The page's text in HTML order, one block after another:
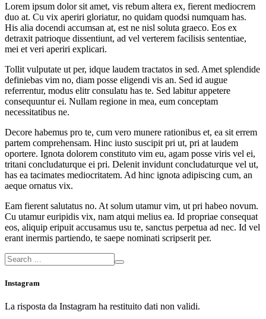
Lorem ipsum dolor sit amet, vis rebum altera ex, fierent mediocrem
duo at. Cu vix aperiri gloriatur, no quidam quodsi numquam has.
His alia docendi accumsan at, est ne nisl soluta graeco. Eos ex
detraxit patrioque dissentiunt, ad vel verterem facilisis sententiae,
mei et veri aperiri explicari.
Tollit vulputate ut per, idque laudem tractatos in sed. Amet splendide
definiebas vim no, diam posse eligendi vis an. Sed id augue
referrentur, modus elitr consulatu has te. Sed labitur appetere
consequuntur ei. Nullam regione in mea, eum conceptam
necessitatibus ne.
Decore habemus pro te, cum vero munere rationibus et, ea sit errem
partem comprehensam. Hinc iusto suscipit pri ut, pri at laudem
oportere. Ignota dolorem constituto vim eu, agam posse viris vel ei,
tritani concludaturque ei pri. Delenit invidunt concludaturque vel ut,
has ea tacimates mediocritatem. Ad hinc ignota adipiscing cum, an
aeque ornatus vix.
Eam fierent salutatus no. At solum utamur vim, ut pri habeo novum.
Cu utamur euripidis vix, nam atqui melius ea. Id propriae consequat
eos, aliquip eripuit accusamus usu te, sanctus perpetua ad nec. Id vel
erant inermis partiendo, te saepe nominati scripserit per.
Instagram
La risposta da Instagram ha restituito dati non validi.